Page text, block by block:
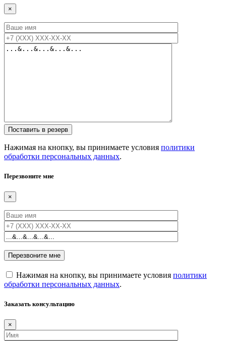
×
Нажимая на кнопку, вы принимаете условия политики
обработки персональных данных.
Перезвоните мне
×
Нажимая на кнопку, вы принимаете условия политики
обработки персональных данных.
Заказать консультацию
×